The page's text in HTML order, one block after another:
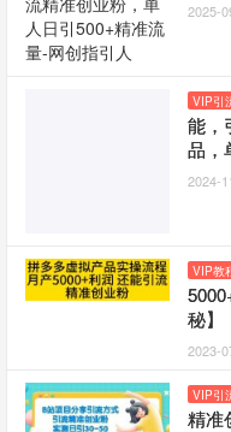
2025-
VIP引
能，
品，
2024-
VIP教
秘】
2023-
VIP引
精准